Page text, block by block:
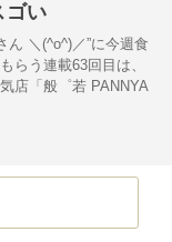
ゴい
ん ＼(^o^)／”に今週食
らう連載63回目は、
店「般゜若 PANNYA